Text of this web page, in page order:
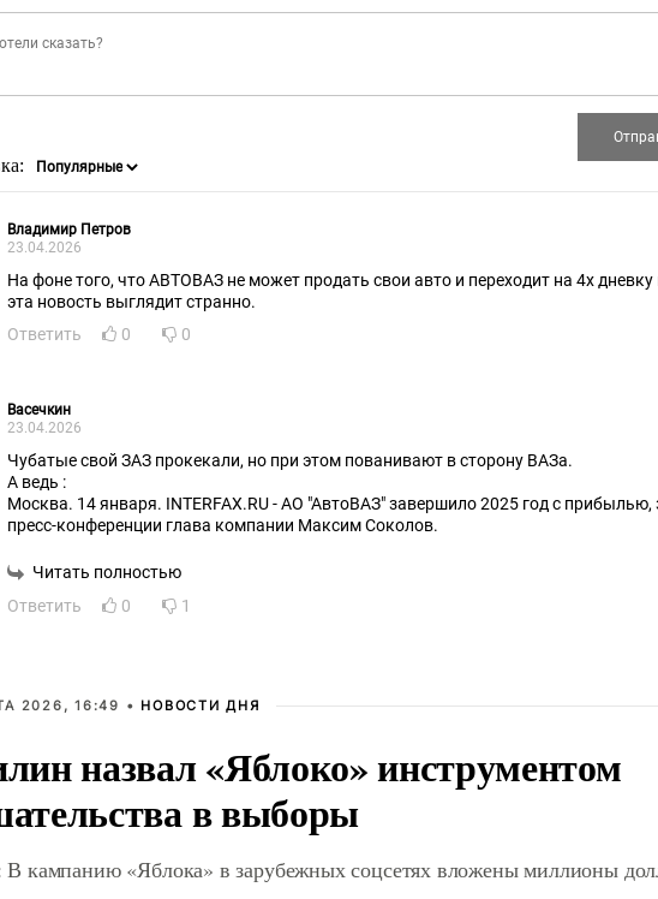
Владимир Петров
23.04.2026
На фоне того, что АВТОВАЗ не может продать свои авто и переходит на 4х
эта новость выглядит странно.
Ответить
0 0
Васечкин
23.04.2026
Чубатые свой ЗАЗ прокекали, но при этом пованивают в сторону ВАЗа.
А ведь :
Москва. 14 января. INTERFAX.RU - АО "АвтоВАЗ" завершило 2025 год с прибылью,
пресс-конференции глава компании Максим Соколов.
Читать полностью
Ответить
0 1
2026, 16:49 • НОВОСТИ ДНЯ
назвал «Яблоко» инструментом
в выборы
В кампанию «Яблока» в зарубежных соцсетях вложены миллионы